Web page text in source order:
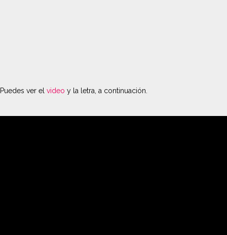
Puedes ver el video y la letra, a continuación.